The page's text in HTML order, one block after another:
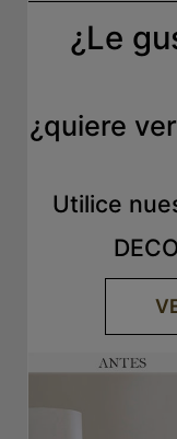
¿Le
¿quiere
Utilice